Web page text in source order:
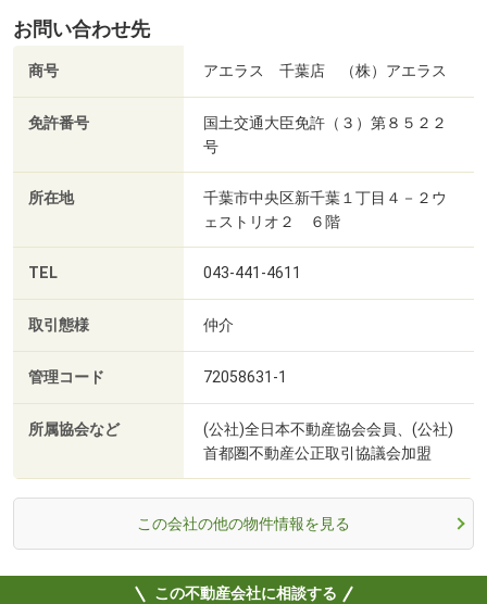
お問い合わせ先
商号 アエラス 千葉店 （株）アエラス
免許番号
国土交通大臣免許（３）第８５２２
号
所在地
千葉市中央区新千葉１丁目４－２ウ
ェストリオ２ ６階
TEL 043-441-4611
取引態様 仲介
管理コード 72058631-1
所属協会など
(公社)全日本不動産協会会員、(公社)
首都圏不動産公正取引協議会加盟
この会社の他の物件情報を見る
この不動産会社に相談する